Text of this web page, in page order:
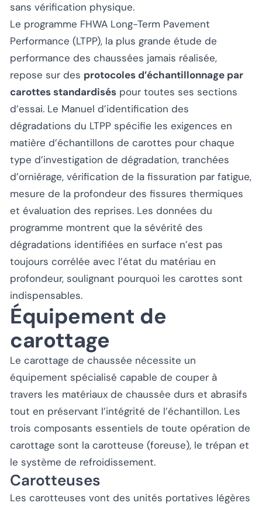
sans vérification physique.
Le programme FHWA Long-Term Pavement
Performance (LTPP), la plus grande étude de
performance des chaussées jamais réalisée,
repose sur des protocoles d’échantillonnage par
carottes standardisés pour toutes ses sections
d’essai. Le Manuel d’identification des
dégradations du LTPP spécifie les exigences en
matière d’échantillons de carottes pour chaque
type d’investigation de dégradation, tranchées
d’orniérage, vérification de la fissuration par fatigue,
mesure de la profondeur des fissures thermiques
et évaluation des reprises. Les données du
programme montrent que la sévérité des
dégradations identifiées en surface n’est pas
toujours corrélée avec l’état du matériau en
profondeur, soulignant pourquoi les carottes sont
indispensables.
Équipement de
carottage
Le carottage de chaussée nécessite un
équipement spécialisé capable de couper à
travers les matériaux de chaussée durs et abrasifs
tout en préservant l’intégrité de l’échantillon. Les
trois composants essentiels de toute opération de
carottage sont la carotteuse (foreuse), le trépan et
le système de refroidissement.
Carotteuses
Les carotteuses vont des unités portatives légères